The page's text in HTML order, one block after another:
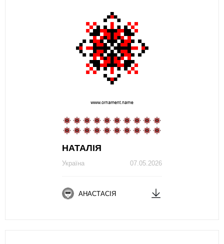
НАТАЛІЯ
07.05.2026
Україна
АНАСТАСІЯ